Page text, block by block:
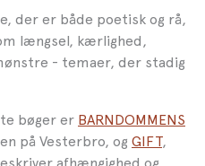
der er både poetisk og rå,
længsel, kærlighed,
- temaer, der stadig
bøger er BARNDOMMENS
på Vesterbro, og GIFT,